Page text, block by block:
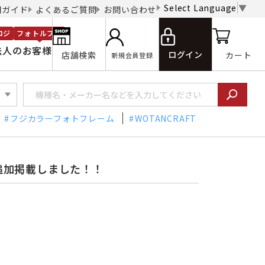
イド よくあるご質問 お問い合わせ Select Language ▼
のお客様
ジ フォトルプロ
店舗検索 新規会員登録 ログイン カート
フジカラーフォトフレーム WOTANCRAFT
掲載しました！！